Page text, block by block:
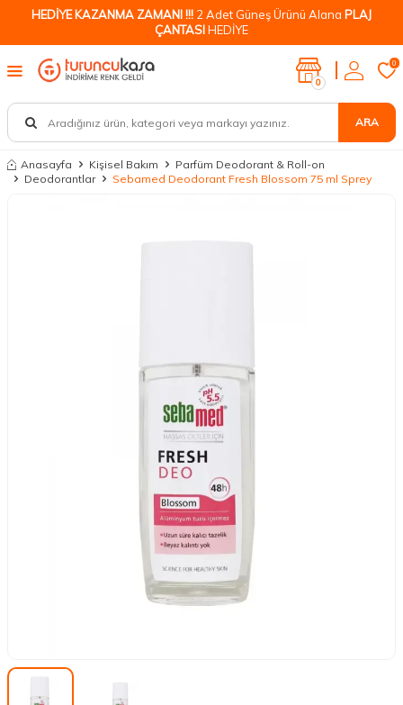
HEDİYE KAZANMA ZAMANI !!! 2 Adet Güneş Ürünü Alana PLAJ
ÇANTASIHEDİYE
ARA
0
0
Anasayfa Kişisel Bakım
Parfüm Deodorant & Roll-on
Deodorantlar
Sebamed Deodorant Fresh Blossom 75 ml Sprey